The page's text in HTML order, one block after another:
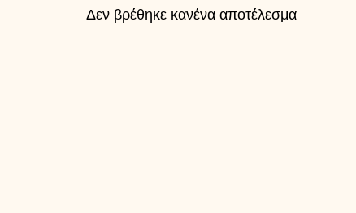
Δεν βρέθηκε κανένα αποτέλεσμα